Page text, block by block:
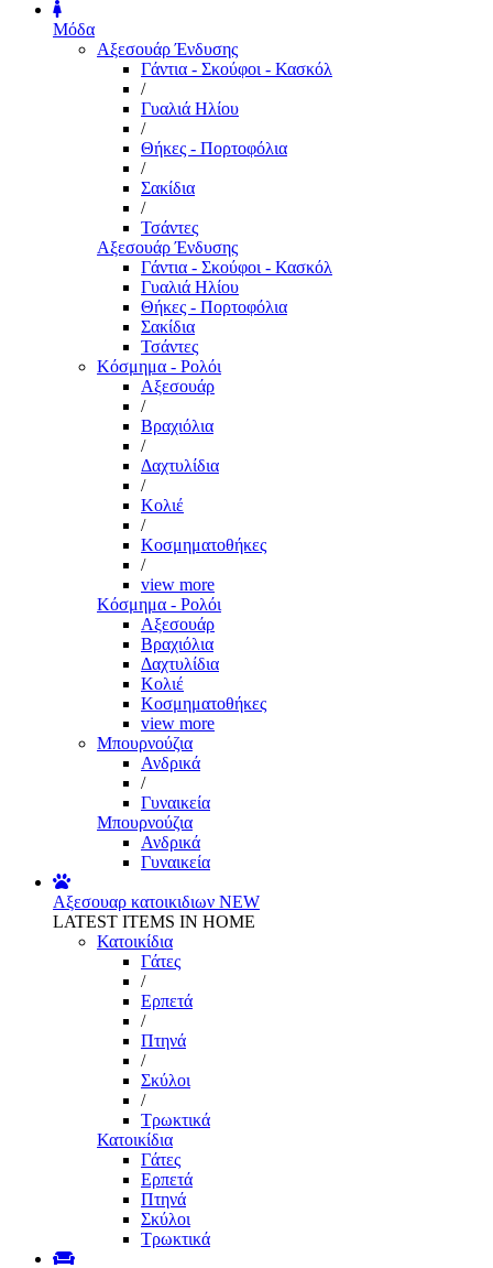
Μόδα
Αξεσουάρ Ένδυσης
Γάντια - Σκούφοι - Κασκόλ
/
Γυαλιά Ηλίου
/
Θήκες - Πορτοφόλια
/
Σακίδια
/
Τσάντες
Αξεσουάρ Ένδυσης
Γάντια - Σκούφοι - Κασκόλ
Γυαλιά Ηλίου
Θήκες - Πορτοφόλια
Σακίδια
Τσάντες
Κόσμημα - Ρολόι
Αξεσουάρ
/
Βραχιόλια
/
Δαχτυλίδια
/
Κολιέ
/
Κοσμηματοθήκες
/
view more
Κόσμημα - Ρολόι
Αξεσουάρ
Βραχιόλια
Δαχτυλίδια
Κολιέ
Κοσμηματοθήκες
view more
Μπουρνούζια
Ανδρικά
/
Γυναικεία
Μπουρνούζια
Ανδρικά
Γυναικεία
Αξεσουαρ κατοικιδιων NEW
LATEST ITEMS IN HOME
Κατοικίδια
Γάτες
/
Ερπετά
/
Πτηνά
/
Σκύλοι
/
Τρωκτικά
Κατοικίδια
Γάτες
Ερπετά
Πτηνά
Σκύλοι
Τρωκτικά